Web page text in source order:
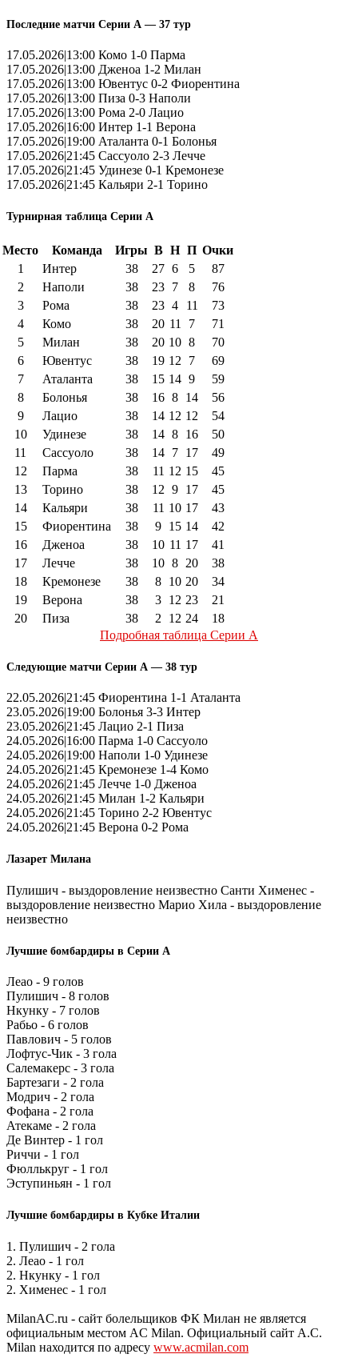
Последние матчи Серии А — 37 тур
17.05.2026|13:00 Комо 1-0 Парма
17.05.2026|13:00 Дженоа 1-2 Милан
17.05.2026|13:00 Ювентус 0-2 Фиорентина
17.05.2026|13:00 Пиза 0-3 Наполи
17.05.2026|13:00 Рома 2-0 Лацио
17.05.2026|16:00 Интер 1-1 Верона
17.05.2026|19:00 Аталанта 0-1 Болонья
17.05.2026|21:45 Сассуоло 2-3 Лечче
17.05.2026|21:45 Удинезе 0-1 Кремонезе
17.05.2026|21:45 Кальяри 2-1 Торино
Турнирная таблица Серии А
Место Команда Игры В Н П Очки
1
Интер 38 27 6 5
87
2
Наполи 38 23 7 8
76
3
Рома 38 23 4 11
73
4
Комо 38 20 11 7
71
5
Милан 38 20 10 8
70
6
Ювентус 38 19 12 7
69
7
Аталанта 38 15 14 9
59
8
Болонья 38 16 8 14
56
9
Лацио 38 14 12 12
54
10
Удинезе 38 14 8 16
50
11
Сассуоло 38 14 7 17
49
12
Парма 38 11 12 15
45
13
Торино 38 12 9 17
45
14
Кальяри 38 11 10 17
43
15
Фиорентина 38 9 15 14
42
16
Дженоа 38 10 11 17
41
17
Лечче 38 10 8 20
38
18
Кремонезе 38 8 10 20
34
19
Верона 38 3 12 23
21
20
Пиза 38 2 12 24
18
Подробная таблица Серии А
Следующие матчи Серии А — 38 тур
22.05.2026|21:45 Фиорентина 1-1 Аталанта
23.05.2026|19:00 Болонья 3-3 Интер
23.05.2026|21:45 Лацио 2-1 Пиза
24.05.2026|16:00 Парма 1-0 Сассуоло
24.05.2026|19:00 Наполи 1-0 Удинезе
24.05.2026|21:45 Кремонезе 1-4 Комо
24.05.2026|21:45 Лечче 1-0 Дженоа
24.05.2026|21:45 Милан 1-2 Кальяри
24.05.2026|21:45 Торино 2-2 Ювентус
24.05.2026|21:45 Верона 0-2 Рома
Лазарет Милана
Пулишич - выздоровление неизвестно Санти Хименес -
выздоровление неизвестно Марио Хила - выздоровление
неизвестно
Лучшие бомбардиры в Серии А
Леао - 9 голов
Пулишич - 8 голов
Нкунку - 7 голов
Рабьо - 6 голов
Павлович - 5 голов
Лофтус-Чик - 3 гола
Салемакерс - 3 гола
Бартезаги - 2 гола
Модрич - 2 гола
Фофана - 2 гола
Атекаме - 2 гола
Де Винтер - 1 гол
Риччи - 1 гол
Фюллькруг - 1 гол
Эступиньян - 1 гол
Лучшие бомбардиры в Кубке Италии
1. Пулишич - 2 гола
2. Леао - 1 гол
2. Нкунку - 1 гол
2. Хименес - 1 гол
MilanAC.ru - сайт болельщиков ФК Милан не является
официальным местом AC Milan. Официальный сайт A.C.
Milan находится по адресу www.acmilan.com